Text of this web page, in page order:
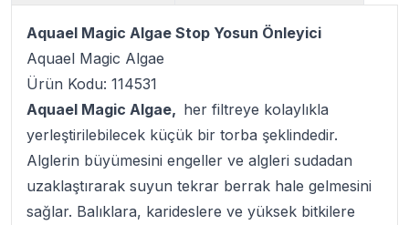
Aquael Magic Algae Stop Yosun Önleyici
Aquael Magic Algae
Ürün Kodu: 114531
Aquael Magic Algae, her filtreye kolaylıkla
yerleştirilebilecek küçük bir torba şeklindedir.
Alglerin büyümesini engeller ve algleri sudadan
uzaklaştırarak suyun tekrar berrak hale gelmesini
sağlar. Balıklara, karideslere ve yüksek bitkilere